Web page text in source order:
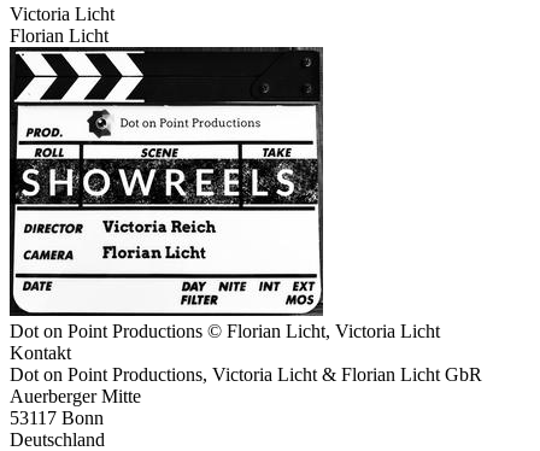
Victoria Licht
Florian Licht
Dot on Point Productions © Florian Licht, Victoria Licht
Kontakt
Dot on Point Productions, Victoria Licht & Florian Licht GbR
Auerberger Mitte
53117 Bonn
Deutschland